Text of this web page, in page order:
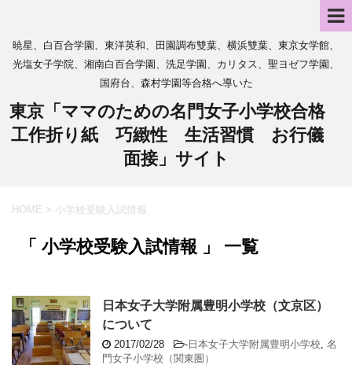
暁星、白百合学園、東洋英和、田園調布雙葉、横浜雙葉、東京女学館、
光塩女子学院、湘南白百合学園、洗足学園、カリタス、聖ヨゼフ学園、
国府台、森村学園等合格へ導いた
東京「ママのための名門女子小学校合格
工作折り紙 巧緻性 生活習慣 お行儀
面接」サイト
HOME > 小学校受験入試情報
「 小学校受験入試情報 」 一覧
日本女子大学附属豊明小学校（文京区）
について
2017/02/28 -日本女子大学附属豊明小学校 名
門女子小学校（関東圏）